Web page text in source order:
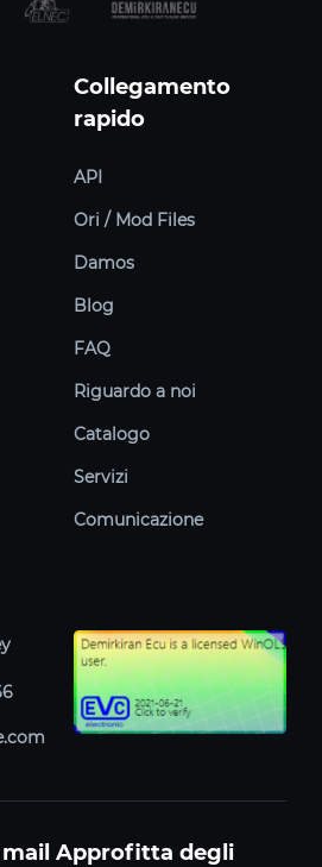
Collegamento
rapido
API
Ori / Mod Files
Damos
Blog
FAQ
Riguardo a noi
Catalogo
Servizi
Comunicazione
Approfitta degli